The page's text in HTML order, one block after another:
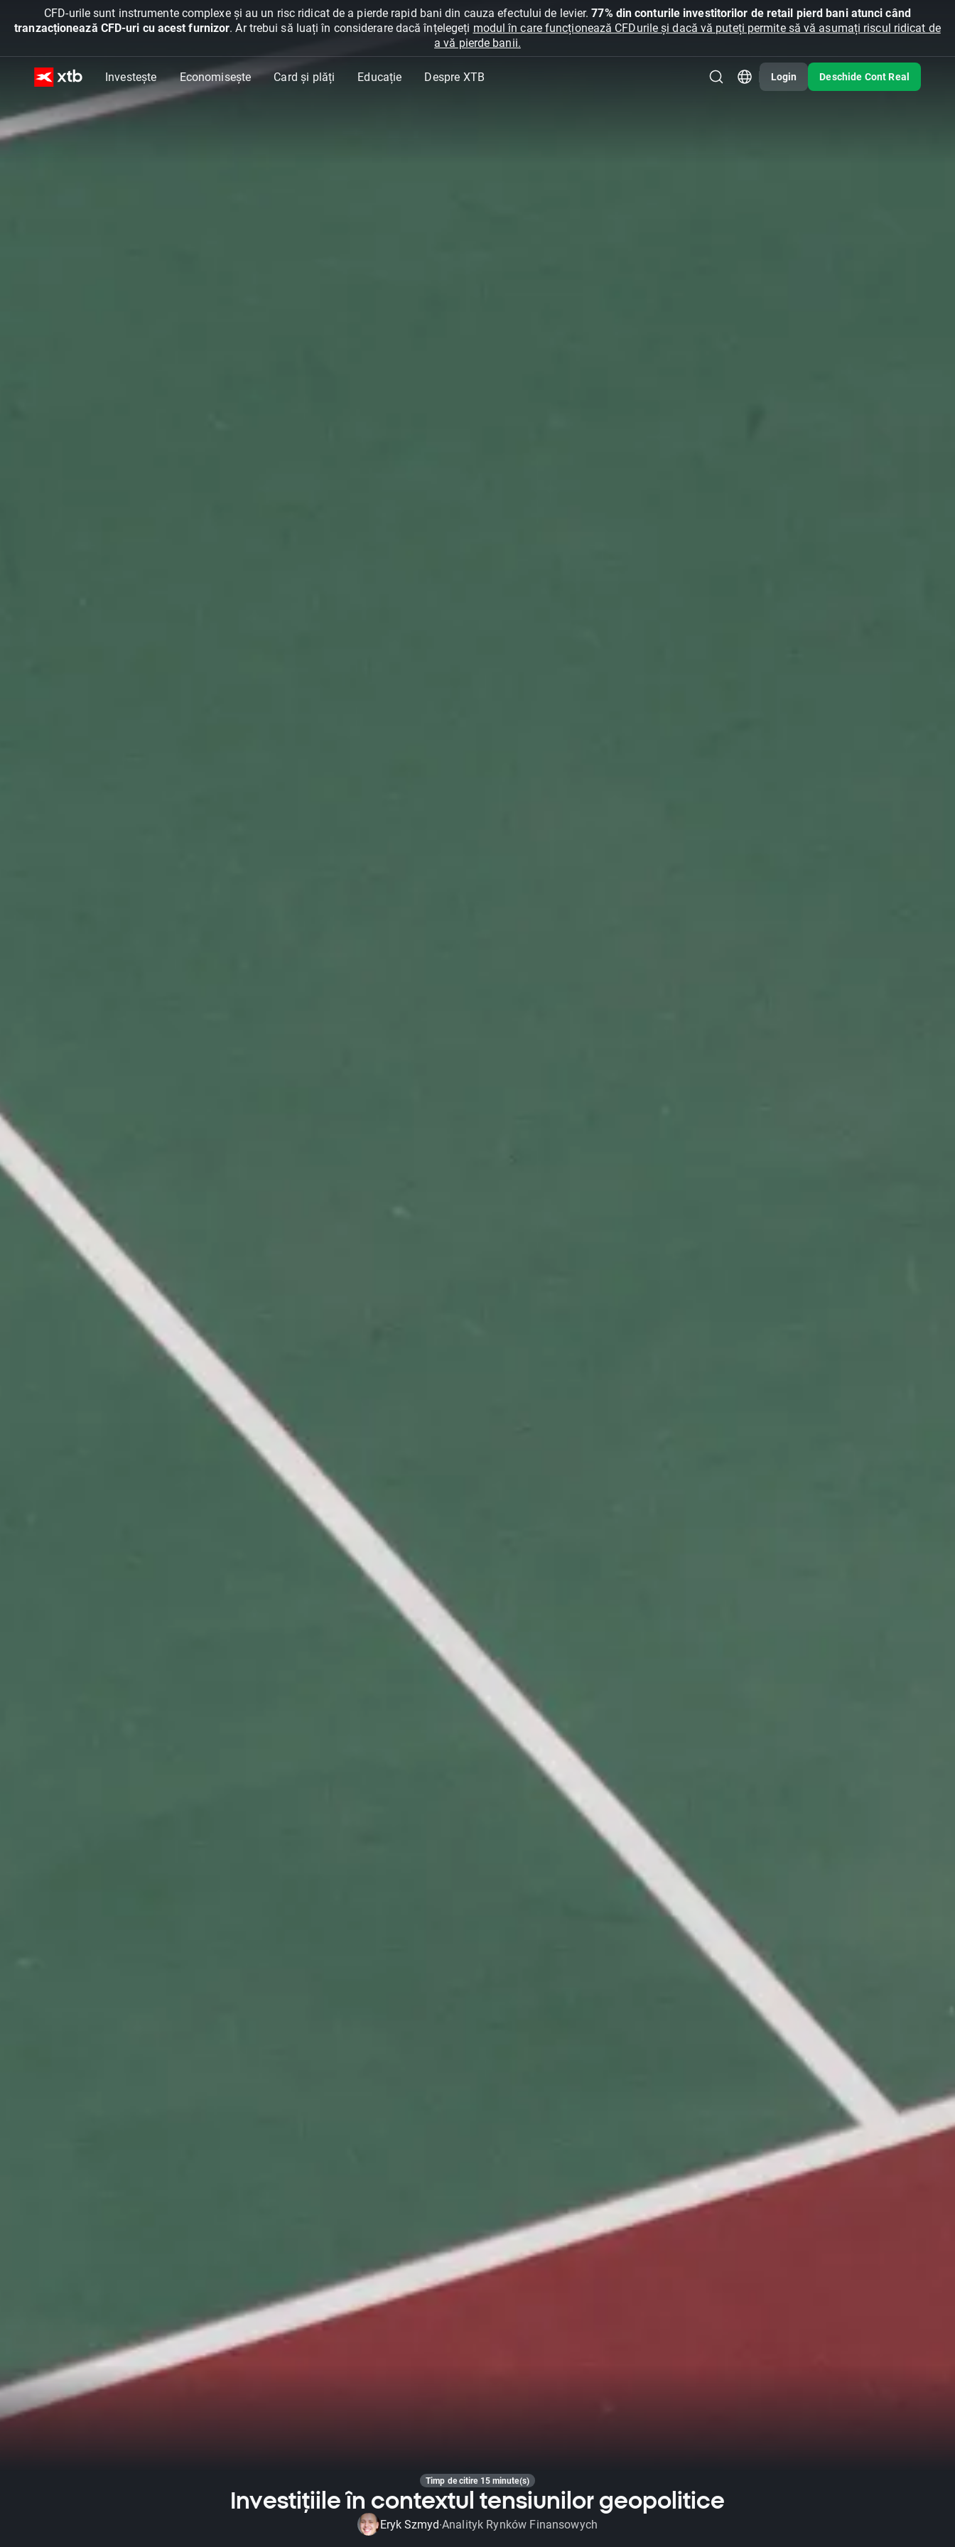
CFD-urile sunt instrumente complexe și au un risc ridicat de a pierde rapid bani din cauza efectului de levier.77% din conturile investitorilor de retail pierd bani atunci când
tranzacționează CFD-uri cu acest furnizor. Ar trebui să luați în considerare dacă înțelegeți modul în care funcționează CFDurile și dacă vă puteți permite să vă asumați riscul ridicat de
a vă pierde banii.
Investește Economisește Card și plăți Educație Despre XTB Login Deschide Cont Real
Timp de citire 15 minute(s)
Investițiile în contextul tensiunilor geopolitice
Eryk Szmyd·Analityk Rynków Finansowych